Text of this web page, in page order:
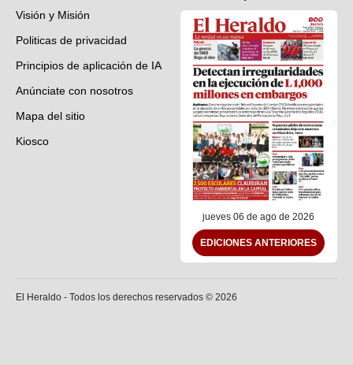
Visión y Misión
Politicas de privacidad
Principios de aplicación de IA
Anúnciate con nosotros
Mapa del sitio
Kiosco
jueves 06 de ago de 2026
EDICIONES ANTERIORES
El Heraldo - Todos los derechos reservados © 2026